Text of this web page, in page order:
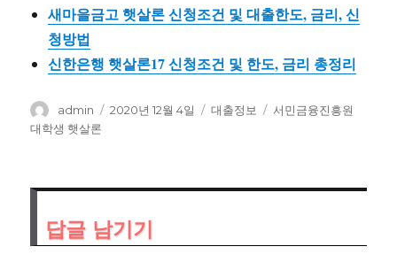
새마을금고 햇살론 신청조건 및 대출한도, 금리, 신
청방법
신한은행 햇살론17 신청조건 및 한도, 금리 총정리
글
쓴
admin
작
2020년 12월 4일
카
대출정보
태
서민금융진흥원
대학생 햇살론
답글 남기기